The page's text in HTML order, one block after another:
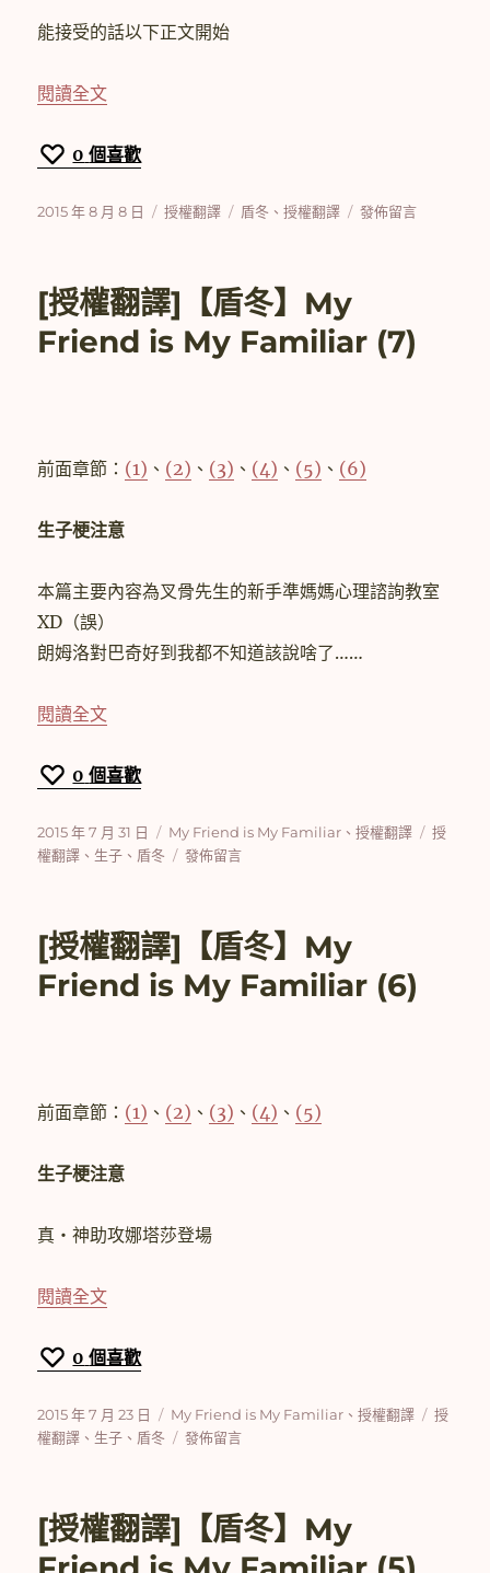
能接受的話以下正文開始
閱讀全文〈[授權翻譯]【盾冬】九頭蛇隊長與冬日士兵〉
0 個喜歡
發
2015 年 8 月 8 日
分
授權翻譯
標
盾冬 、授權翻譯
在
【盾
冬】
長
與
兵〉
發佈留言
[授權翻譯]【盾冬】My
Friend is My Familiar (7)
前面章節： (1) 、 (2) 、 (3) 、 (4) 、 (5) 、 (6)
生子梗注意
本篇主要內容為叉骨先生的新手準媽媽心理諮詢教室
XD（誤）
朗姆洛對巴奇好到我都不知道該說啥了……
閱讀全文〈[授權翻譯]【盾冬】My Friend is My
0 個喜歡
發
佈
2015 年 7 月 31 日
分
類
My Friend is My Familiar 、授權翻譯
標
授
權翻譯 、 生子 、 盾冬
在
冬】
Familiar
(7)〉
發佈留言
[授權翻譯]【盾冬】My
Friend is My Familiar (6)
前面章節： (1) 、 (2) 、 (3) 、 (4) 、 (5)
生子梗注意
真‧神助攻娜塔莎登場
閱讀全文〈[授權翻譯]【盾冬】My Friend is My
0 個喜歡
發
佈
2015 年 7 月 23 日
分
類
My Friend is My Familiar 、授權翻譯
標
授
權翻譯 、 生子 、 盾冬
在
發佈留言
[授權翻譯]【盾冬】My